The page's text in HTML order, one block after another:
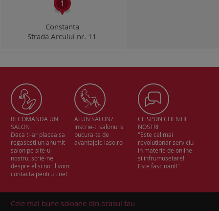
Constanta
Strada Arcului nr. 11
RECOMANDA UN
SALON
Daca ti-ar placea sa
regasesti un anumit
salon pe site-ul
nostru, scrie-ne
despre el si noi il vom
contacta pentru tine!
AI UN SALON?
Inscrie-ti salonul si
bucura-te de
avantajele laso.ro
CE SPUN CLIENTII
NOSTRI
"Este cel mai
revolutionar serviciu
in materie de online
si infrumusetare!
Este fascinant!"
Cele mai bune saloane din orasul tau